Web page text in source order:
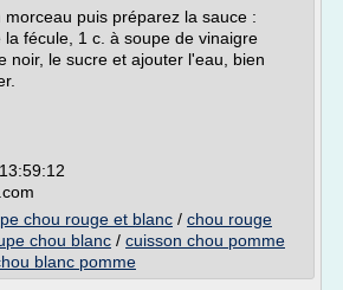
puis préparez la sauce :
fécule, 1 c. à soupe de vinaigre
noir, le sucre et ajouter l'eau, bien
chou rouge et blanc / chou rouge
chou blanc / cuisson chou pomme
blanc pomme